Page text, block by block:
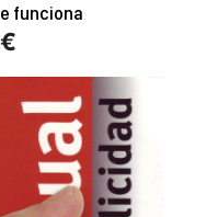
funciona
€